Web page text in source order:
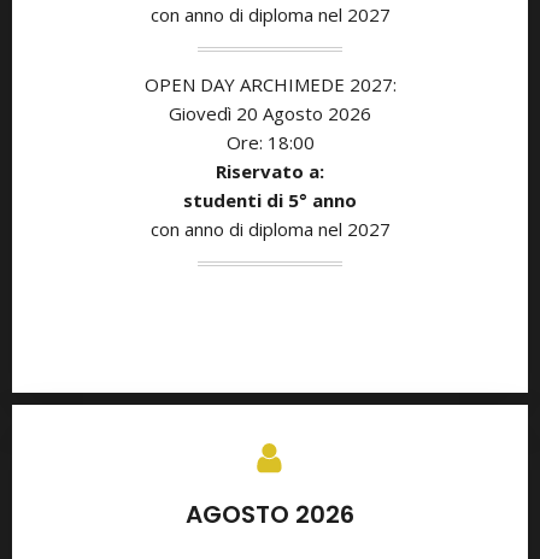
con anno di diploma nel 2027
OPEN DAY ARCHIMEDE 2027:
Giovedì 20 Agosto 2026
Ore: 18:00
Riservato a:
studenti di 5° anno
con anno di diploma nel 2027
AGOSTO 2026